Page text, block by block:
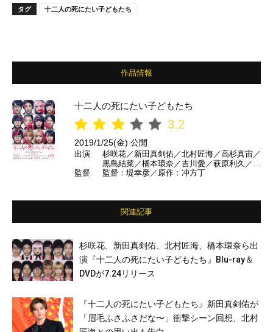
タグ 十二人の死にたい子どもたち
作品情報
十二人の死にたい子どもたち
3.2
2019/1/25(金) 公開
出演
杉咲花／新田真剣佑／北村匠海／高杉真宙／
黒島結菜／橋本環奈／吉川愛／萩原利久／渕
野右登／坂東龍汰／古川琴音／竹内愛紗 ほ
監督 監督：堤幸彦／原作：冲方丁
関連記事
杉咲花、新田真剣佑、北村匠海、橋本環奈ら出
演『十二人の死にたい子どもたち』Blu-ray＆
DVDが7.24リリース
『十二人の死にたい子どもたち』新田真剣佑が
「眉毛ふさふさだな〜」衝撃シーン回想、北村